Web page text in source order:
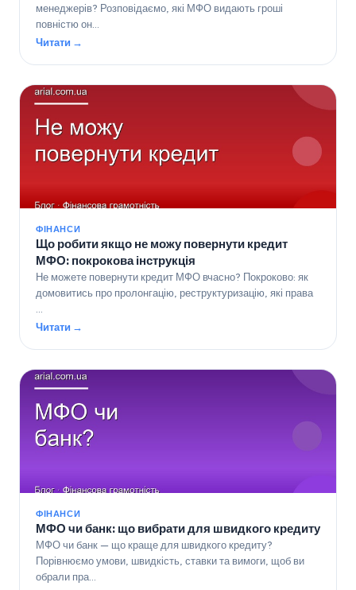
менеджерів? Розповідаємо, які МФО видають гроші
повністю он…
Читати →
ФІНАНСИ
Що робити якщо не можу повернути кредит
МФО: покрокова інструкція
Не можете повернути кредит МФО вчасно? Покроково: як
домовитись про пролонгацію, реструктуризацію, які права
Читати →
ФІНАНСИ
МФО чи банк: що вибрати для швидкого кредиту
МФО чи банк — що краще для швидкого кредиту?
Порівнюємо умови, швидкість, ставки та вимоги, щоб ви
обрали пра…